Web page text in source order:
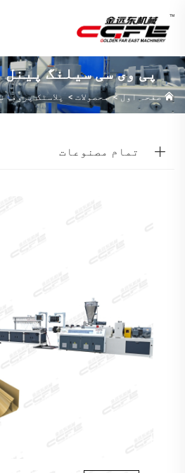
پی وی سی سیلنگ پینل
صفحہ اول>محصولات>پلاسٹک
تمام مصنوعات